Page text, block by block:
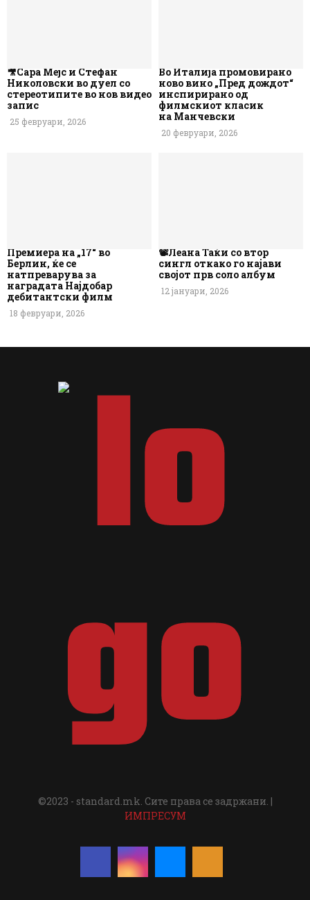
🎥Сара Мејс и Стефан
Николовски во дуел со
стереотипите во нов видео
запис
25 февруари, 2026
Во Италија промовирано
ново вино „Пред дождот“
инспирирано од
филмскиот класик
на Манчевски
20 февруари, 2026
Премиера на „17“ во
Берлин, ќе се
натпреварува за
наградата Најдобар
дебитантски филм
18 февруари, 2026
📽️Леана Таќи со втор
сингл откако го најави
својот прв соло албум
12 јануари, 2026
©2023 - standard.mk. Сите права се задржани. |
ИМПРЕСУМ